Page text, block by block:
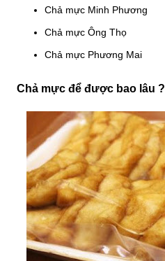
Chả mực Minh Phương
Chả mực Ông Thọ
Chả mực Phương Mai
Chả mực để được bao lâu ?